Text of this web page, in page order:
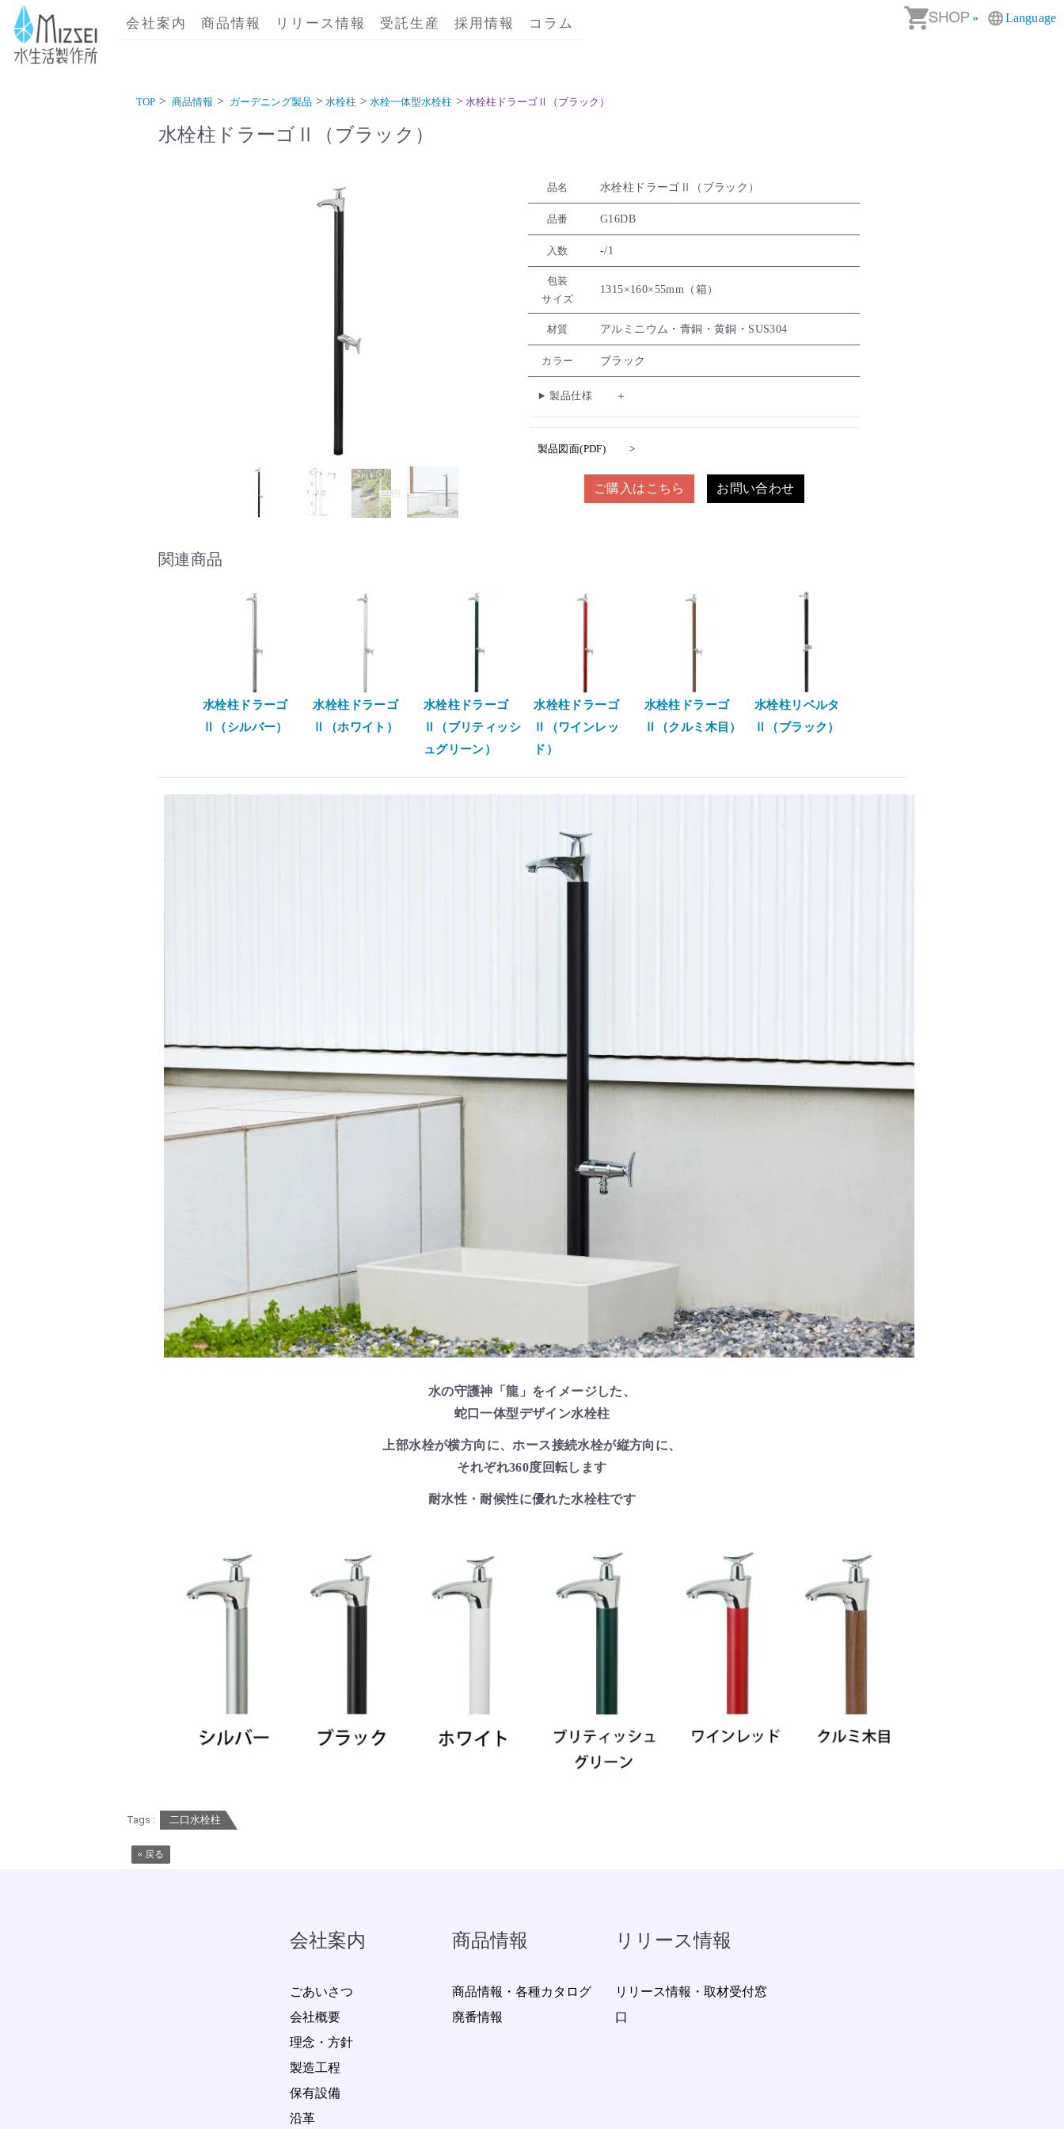
» Language
商品情報｜水生活製作所
会社案内 商品情報 リリース情報 受託生産 採用情報 コラム
TOP 商品情報 ガーデニング製品 水栓柱 水栓一体型水栓柱 水栓柱ドラーゴⅡ（ブラック）
水栓柱ドラーゴⅡ（ブラック）
品名 水栓柱ドラーゴⅡ（ブラック）
品番 G16DB
入数 -/1
包装
サイズ
1315×160×55mm（箱）
材質 アルミニウム・青銅・黄銅・SUS304
カラー ブラック
製品仕様
製品図面(PDF)
ご購入はこちら お問い合わせ
関連商品
水栓柱ドラーゴ
Ⅱ（シルバー）
水栓柱ドラーゴ
Ⅱ（ホワイト）
水栓柱ドラーゴ
Ⅱ（ブリティッシ
ュグリーン）
水栓柱ドラーゴ
Ⅱ（ワインレッ
ド）
水栓柱ドラーゴ
Ⅱ（クルミ木目）
水栓柱リベルタ
Ⅱ（ブラック）
水の守護神「龍」をイメージした、
蛇口一体型デザイン水栓柱
上部水栓が横方向に、ホース接続水栓が縦方向に、
それぞれ360度回転します
耐水性・耐候性に優れた水栓柱です
Tags : 二口水栓柱
« 戻る
会社案内
ごあいさつ
会社概要
理念・方針
製造工程
保有設備
沿革
商品情報
商品情報・各種カタログ
廃番情報
リリース情報
リリース情報・取材受付窓
口